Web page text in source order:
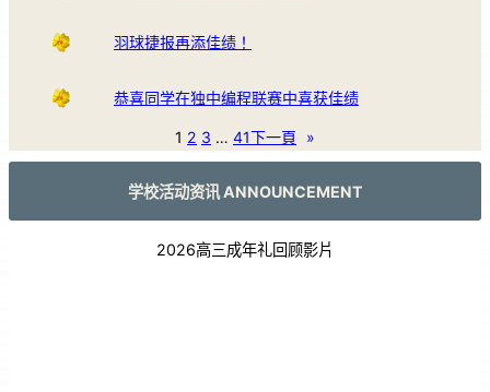
羽球捷报再添佳绩！
恭喜同学在独中编程联赛中喜获佳绩
1 2 3 … 41下一頁 »
学校活动资讯 ANNOUNCEMENT
2026高三成年礼回顾影片